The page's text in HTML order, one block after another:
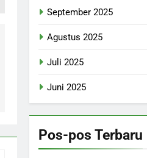
September 2025
Agustus 2025
Juli 2025
Juni 2025
Pos-pos Terbaru